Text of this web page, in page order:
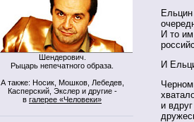
Шендерович.
Рыцарь непечатного образа.
А также: Носик, Мошков, Лебедев,
Касперский, Экслер и другие -
в галерее «Человеки»
И то
И
и